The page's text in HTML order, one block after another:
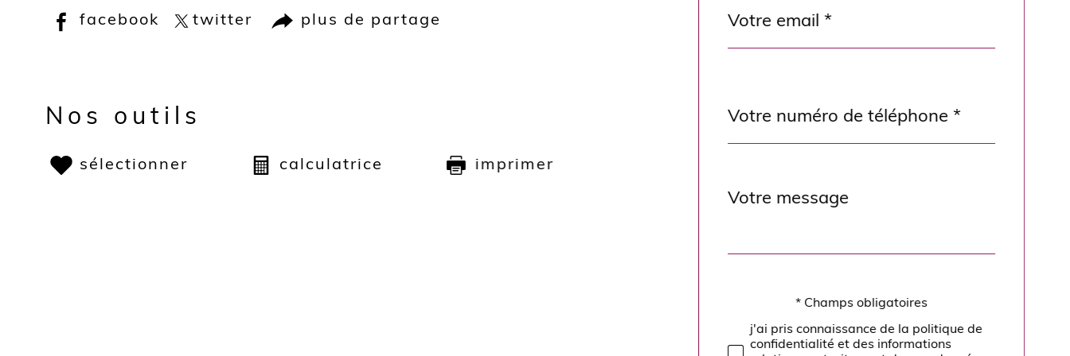
facebook twitter plus de partage
Nos outils
sélectionner calculatrice imprimer
*
*
Fieldset
Message
*
Validation* Champs obligatoires
j'ai pris connaissance de la politique de
confidentialité et des informations